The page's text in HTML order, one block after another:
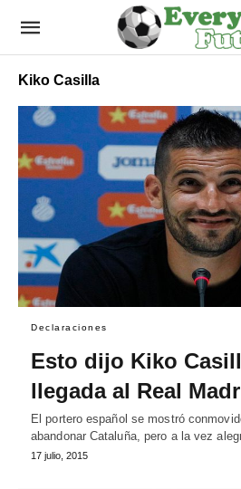
Kiko Casilla
Declaraciones
Esto dijo Kiko
llegada al Real
El portero español se mostró
abandonar Cataluña, pero a la vez
17 julio, 2015